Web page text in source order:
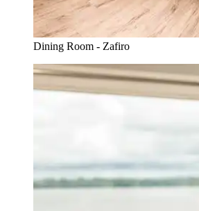
Dining Room - Zafiro